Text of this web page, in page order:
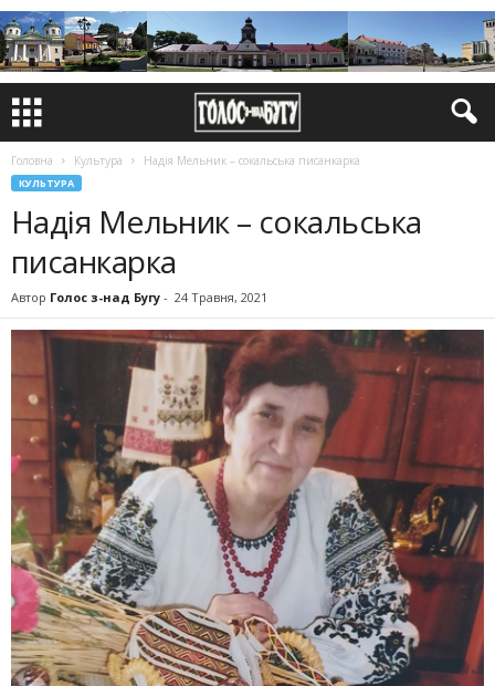
Головна Культура Надія Мельник – сокальська писанкарка
КУЛЬТУРА
Надія Мельник – сокальська
писанкарка
Автор Голос з-над Бугу - 24 Травня, 2021